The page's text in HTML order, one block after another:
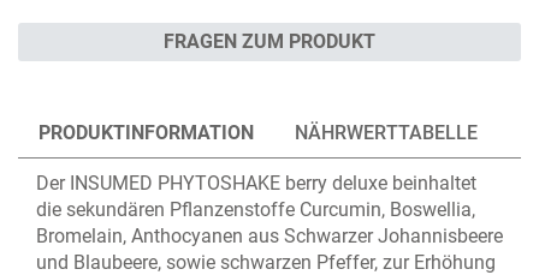
FRAGEN ZUM PRODUKT
PRODUKTINFORMATION NÄHRWERTTABELLE
Der INSUMED PHYTOSHAKE berry deluxe beinhaltet
die sekundären Pflanzenstoffe Curcumin, Boswellia,
Bromelain, Anthocyanen aus Schwarzer Johannisbeere
und Blaubeere, sowie schwarzen Pfeffer, zur Erhöhung